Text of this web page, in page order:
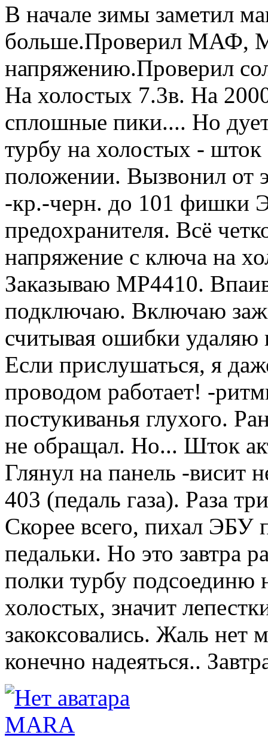
В начале зимы заметил
больше.Проверил МАФ,
напряжению.Проверил
На холостых 7.3в. На
сплошные пики.... Но
турбу на холостых - шток
положении. Вызвонил от
-кр.-черн. до 101 фишки
предохранителя. Всё
напряжение с ключа на
Заказываю MP4410.
подключаю. Включаю
считывая ошибки
Если прислушаться, я
проводом работает! -
постукиванья глухого.
не обращал. Но... Шток
Глянул на панель -висит
403 (педаль газа). Раза
Скорее всего, пихал ЭБУ
педальки. Но это завтра
полки турбу подсоединю
холостых, значит
закоксовались. Жаль нет
конечно надеяться..
MARA